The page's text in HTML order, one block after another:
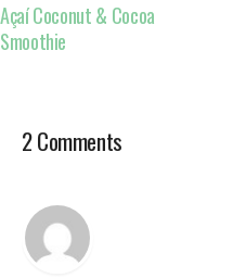
Açaí Coconut & Cocoa
Smoothie
2 Comments